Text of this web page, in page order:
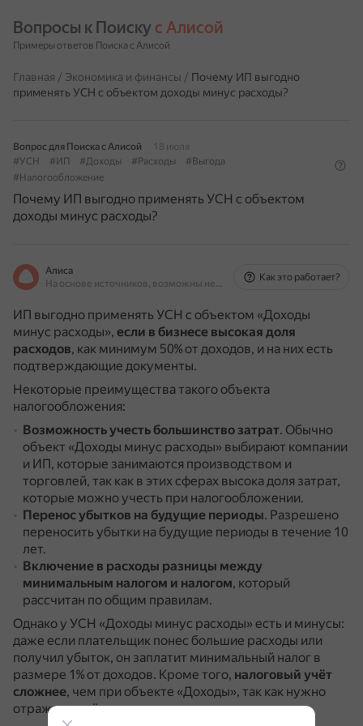
Вопросы к Поиску с Алисой
Примеры ответов Поиска с Алисой
Главная / Экономика и финансы / Почему ИП выгодно
применять УСН с объектом доходы минус расходы?
Вопрос для Поиска с Алисой
18 июля
#УСН
#ИП #Доходы #Расходы
#Выгода
#Налогообложение
Почему ИП выгодно применять УСН с объектом
доходы минус расходы?
Алиса
На основе источников, возможны неточности
Как это работает?
ИП выгодно применять УСН с объектом «Доходы
минус расходы», если в бизнесе высокая доля
расходов, как минимум 50% от доходов, и на них есть
подтверждающие документы.
Некоторые преимущества такого объекта
налогообложения:
Возможность учесть большинство затрат. Обычно
объект «Доходы минус расходы» выбирают компании
и ИП, которые занимаются производством и
торговлей, так как в этих сферах высока доля затрат,
которые можно учесть при налогообложении.
Перенос убытков на будущие периоды. Разрешено
переносить убытки на будущие периоды в течение 10
лет.
Включение в расходы разницы между
минимальным налогом и налогом, который
рассчитан по общим правилам.
Однако у УСН «Доходы минус расходы» есть и минусы:
даже если плательщик понес большие расходы или
получил убыток, он заплатит минимальный налог в
размере 1% от доходов. Кроме того, налоговый учёт
сложнее, чем при объекте «Доходы», так как нужно
отражать ещё и расходы.